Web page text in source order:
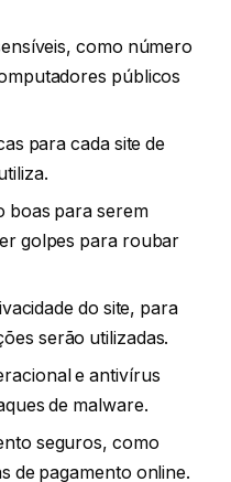
como número
públicos
para cada site de
boas para serem
golpes para roubar
do site, para
serão utilizadas.
e antivírus
de malware.
seguros, como
de pagamento online.